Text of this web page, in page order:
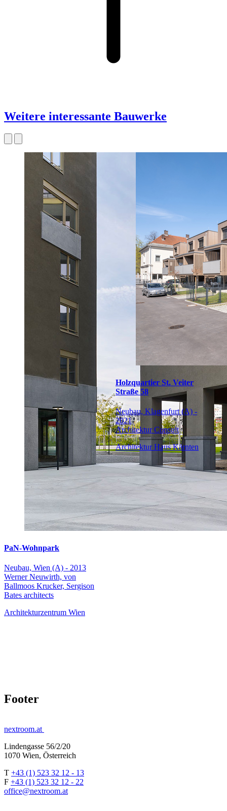
Weitere interessante Bauwerke
PaN-Wohnpark
Neubau, Wien (A) - 2013
Werner Neuwirth, von
Ballmoos Krucker, Sergison
Bates architects
Architekturzentrum Wien
Holzquartier St. Veiter
Straße 58
Neubau, Klagenfurt (A) -
2021
Architektur Consult
Architektur Haus Kärnten
Footer
nextroom.at
Lindengasse 56/2/20
1070 Wien, Österreich
T +43 (1) 523 32 12 - 13
F +43 (1) 523 32 12 - 22
office@nextroom.at